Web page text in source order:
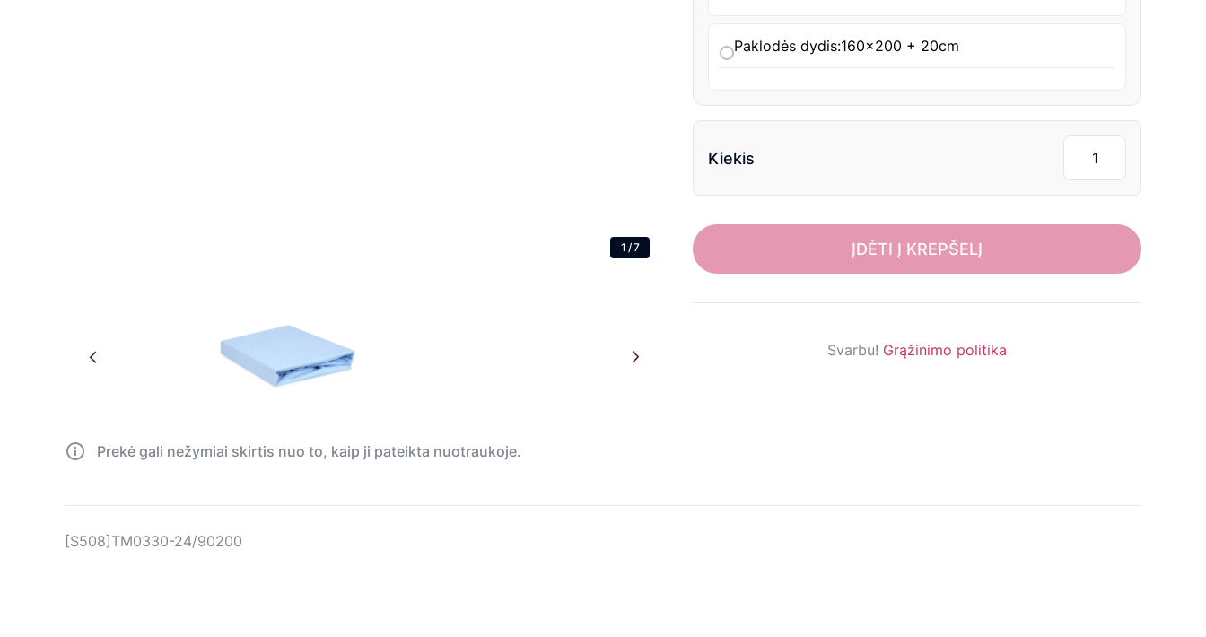
1 /7
Prekė gali nežymiai skirtis nuo to, kaip ji pateikta nuotraukoje.
Paklodės dydis:160x200 + 20cm
Kiekis
ĮDĖTI Į KREPŠELĮ
Svarbu! Grąžinimo politika
[S508]TM0330-24/90200